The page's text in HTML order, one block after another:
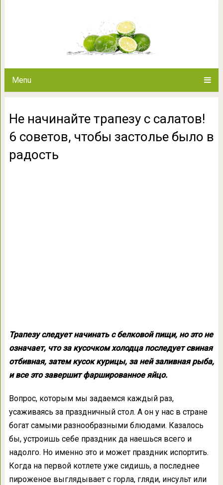
Menu
Не начинайте трапезу с салатов!
6 советов, чтобы застолье было в
радость
Трапезу следует начинать с белковой пищи, но это не
означает, что за кусочком холодца последует свиная
отбивная, затем кусок курицы, за ней заливная рыба,
и все это завершит фаршированное яйцо.
Вопрос, которым мы задаемся каждый раз,
усаживаясь за праздничный стол. А он у нас в стране
богат самыми разнообразными блюдами. Казалось
бы, устроишь себе праздник да наешься всего и
надолго. Но именно это и может праздник испортить.
Когда на первой котлете уже сидишь, а последнее
пироженое выглядывает с горла, гляди, инсульт или